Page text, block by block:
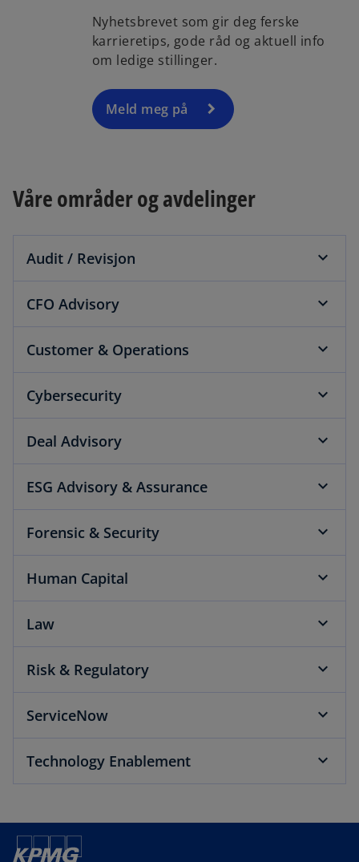
Nyhetsbrevet som gir deg ferske
karrieretips, gode råd og aktuell info
om ledige stillinger.
Meld meg på
Våre områder og avdelinger
Audit / Revisjon
CFO Advisory
Customer & Operations
Cybersecurity
Deal Advisory
ESG Advisory & Assurance
Forensic & Security
Human Capital
Law
Risk & Regulatory
ServiceNow
Technology Enablement